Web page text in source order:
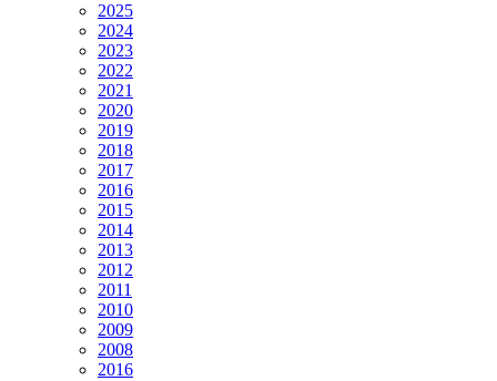
2025
2024
2023
2022
2021
2020
2019
2018
2017
2016
2015
2014
2013
2012
2011
2010
2009
2008
2016